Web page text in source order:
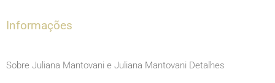
m
Informações
Sobre Juliana Mantovani e Juliana Mantovani Detalhes